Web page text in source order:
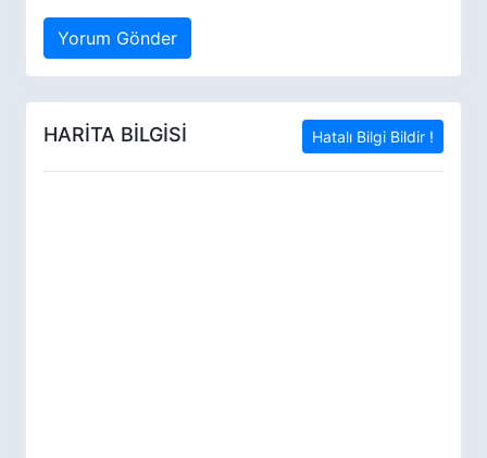
Yorum Gönder
HARİTA BİLGİSİ Hatalı Bilgi Bildir !